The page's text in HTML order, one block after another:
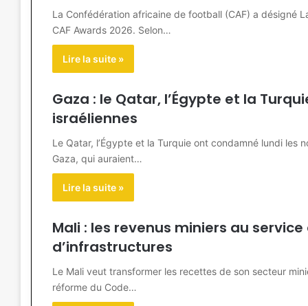
La Confédération africaine de football (CAF) a désigné
CAF Awards 2026. Selon…
Lire la suite »
Gaza : le Qatar, l’Égypte et la
israéliennes
Le Qatar, l’Égypte et la Turquie ont condamné lundi les
Gaza, qui auraient…
Lire la suite »
Mali : les revenus miniers au
d’infrastructures
Le Mali veut transformer les recettes de son secteur
réforme du Code…